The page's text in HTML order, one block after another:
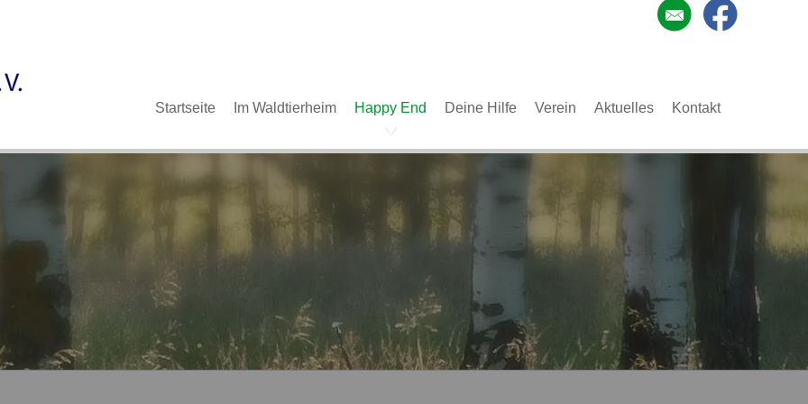
Navigation
überspringen
Startseite Im Waldtierheim Happy End Deine Hilfe Verein Aktuelles Kontakt